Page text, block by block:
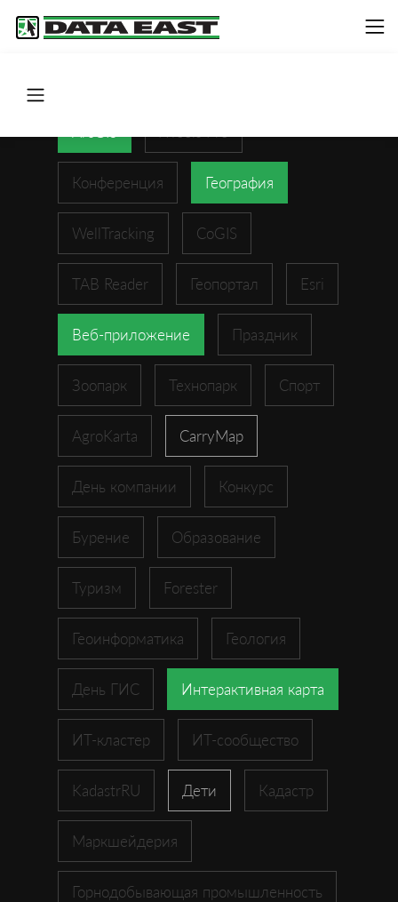
Конференция География
WellTracking CoGIS
TAB Reader Геопортал Esri
Веб-приложение Праздник
Зоопарк Технопарк Спорт
AgroKarta CarryMap
День компании Конкурс
Бурение Образование
Туризм Forester
Геоинформатика Геология
День ГИС Интерактивная карта
ИТ-кластер ИТ-сообщество
KadastrRU Дети Кадастр
Маркшейдерия
Горнодобывающая промышленность